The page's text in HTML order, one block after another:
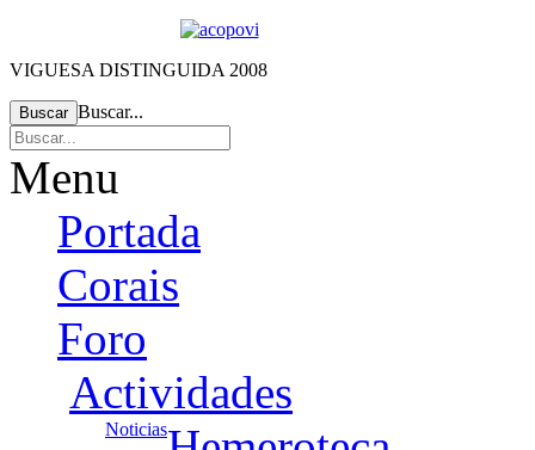
VIGUESA DISTINGUIDA 2008
Buscar Buscar...
Menu
Portada
Corais
Foro
Actividades
Noticias